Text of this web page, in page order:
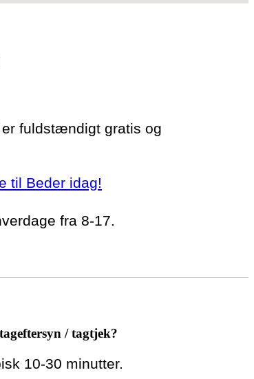
fuldstændigt gratis og
til Beder idag!
fra 8-17.
/ tagtjek?
10-30 minutter.